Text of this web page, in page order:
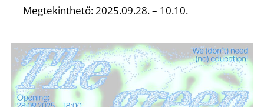
Megtekinthető: 2025.09.28. – 10.10.